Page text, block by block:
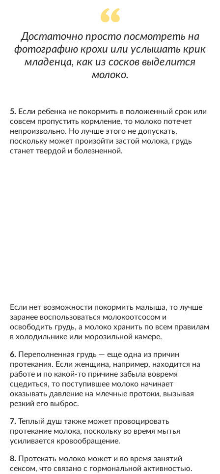
Достаточно просто посмотреть на
фотографию крохи или услышать крик
младенца, как из сосков выделится
молоко.
5. Если ребенка не покормить в положенный срок или
совсем пропустить кормление, то молоко потечет
непроизвольно. Но лучше этого не допускать,
поскольку может произойти застой молока, грудь
станет твердой и болезненной.
Если нет возможности покормить малыша, то лучше
заранее воспользоваться молокоотсосом и
освободить грудь, а молоко хранить по всем правилам
в холодильнике или морозильной камере.
6. Переполненная грудь — еще одна из причин
протекания. Если женщина, например, находится на
работе и по какой-то причине забыла вовремя
сцедиться, то поступившее молоко начинает
оказывать давление на млечные протоки, вызывая
резкий его выброс.
7. Теплый душ также может провоцировать
протекание молока, поскольку во время мытья
усиливается кровообращение.
8. Протекать молоко может и во время занятий
сексом, что связано с гормональной активностью.